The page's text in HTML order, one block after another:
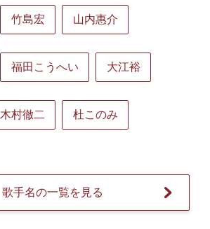
竹島宏 山内惠介
福田こうへい 大江裕
木村徹二 杜このみ
歌手名の一覧を見る